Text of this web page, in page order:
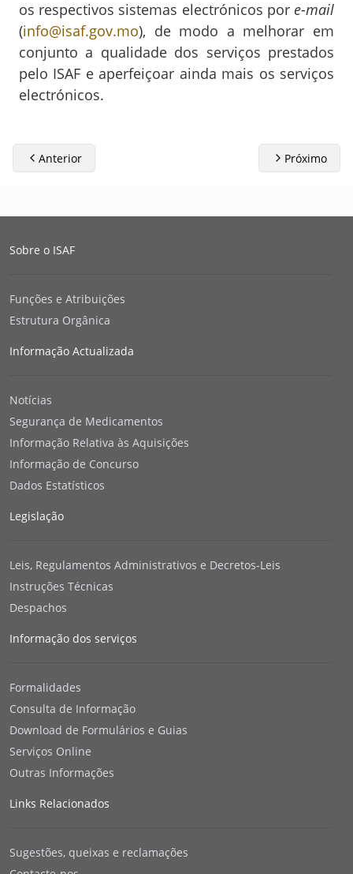
os respectivos sistemas electrónicos pore-mail
(info@isaf.gov.mo), de modo a melhorar em
conjunto a qualidade dos serviços prestados
pelo ISAF e aperfeiçoar ainda mais os serviços
electrónicos.
Anterior Próximo
Sobre o ISAF
Funções e Atribuições
Estrutura Orgânica
Informação Actualizada
Notícias
Segurança de Medicamentos
Informação Relativa às Aquisições
Informação de Concurso
Dados Estatísticos
Legislação
Leis, Regulamentos Administrativos e Decretos-Leis
Instruções Técnicas
Despachos
Informação dos serviços
Formalidades
Consulta de Informação
Download de Formulários e Guias
Serviços Online
Outras Informações
Links Relacionados
Sugestões, queixas e reclamações